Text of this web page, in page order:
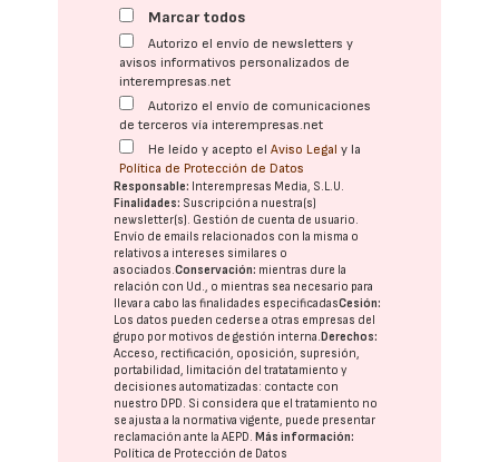
Marcar todos
Autorizo el envío de newsletters y
avisos informativos personalizados de
interempresas.net
Autorizo el envío de comunicaciones
de terceros vía interempresas.net
He leído y acepto elAviso Legal y la
Política de Protección de Datos
Responsable: Interempresas Media, S.L.U.
Finalidades: Suscripción a nuestra(s)
newsletter(s). Gestión de cuenta de usuario.
Envío de emails relacionados con la misma o
relativos a intereses similares o
asociados.Conservación: mientras dure la
relación con Ud., o mientras sea necesario para
llevar a cabo las finalidades especificadasCesión:
Los datos pueden cederse a otras empresas del
grupo por motivos de gestión interna.Derechos:
Acceso, rectificación, oposición, supresión,
portabilidad, limitación del tratatamiento y
decisiones automatizadas: contacte con
nuestro DPD. Si considera que el tratamiento no
se ajusta a la normativa vigente, puede presentar
reclamación ante laAEPD.Más información:
Política de Protección de Datos